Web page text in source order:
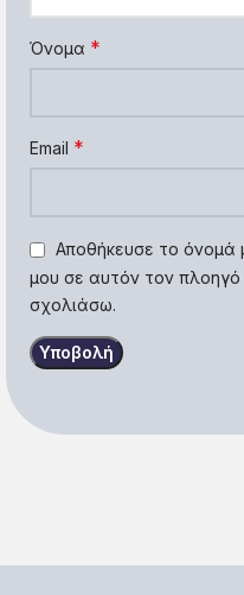
Όνομα *
Email *
Αποθήκευσε το όνομά
μου σε αυτόν τον
σχολιάσω.